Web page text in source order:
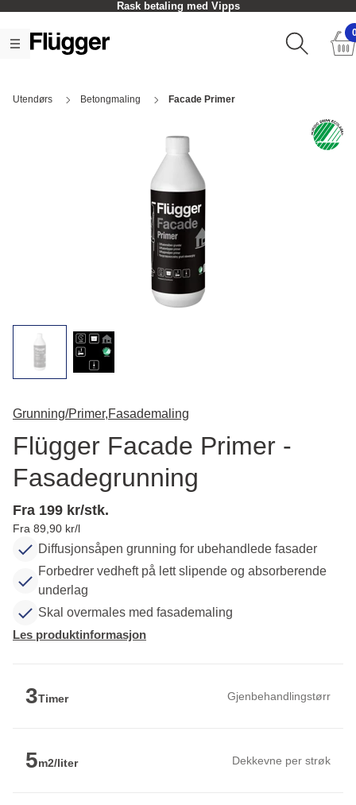
Rask betaling med Vipps
Utendørs Betongmaling Facade Primer
Grunning/Primer,Fasademaling
Flügger Facade Primer -
Fasadegrunning
Fra 199 kr/stk.
Fra 89,90 kr/l
Diffusjonsåpen grunning for ubehandlede fasader
Forbedrer vedheft på lett slipende og absorberende
underlag
Skal overmales med fasademaling
Les produktinformasjon
3Timer Gjenbehandlingstørr
5m2/liter Dekkevne per strøk